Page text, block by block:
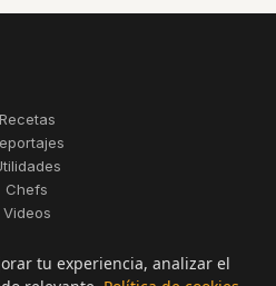
Recetas
Chefs
Videos
reservados. Recetas.com es una
S.L.
tu experiencia, analizar el